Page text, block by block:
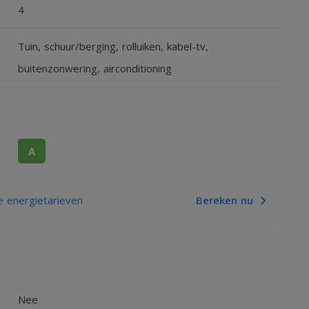
4
Tuin, schuur/berging, rolluiken, kabel-tv,
buitenzonwering, airconditioning
A
energietarieven Bereken nu
Nee